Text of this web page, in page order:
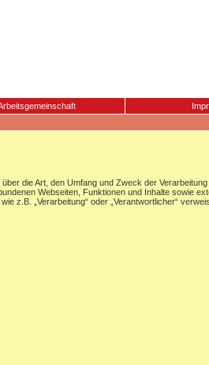
die Art, den Umfang und Zweck der
Webseiten, Funktionen und Inhalte sowie
z.B. „Verarbeitung“ oder „Verantwortlicher“